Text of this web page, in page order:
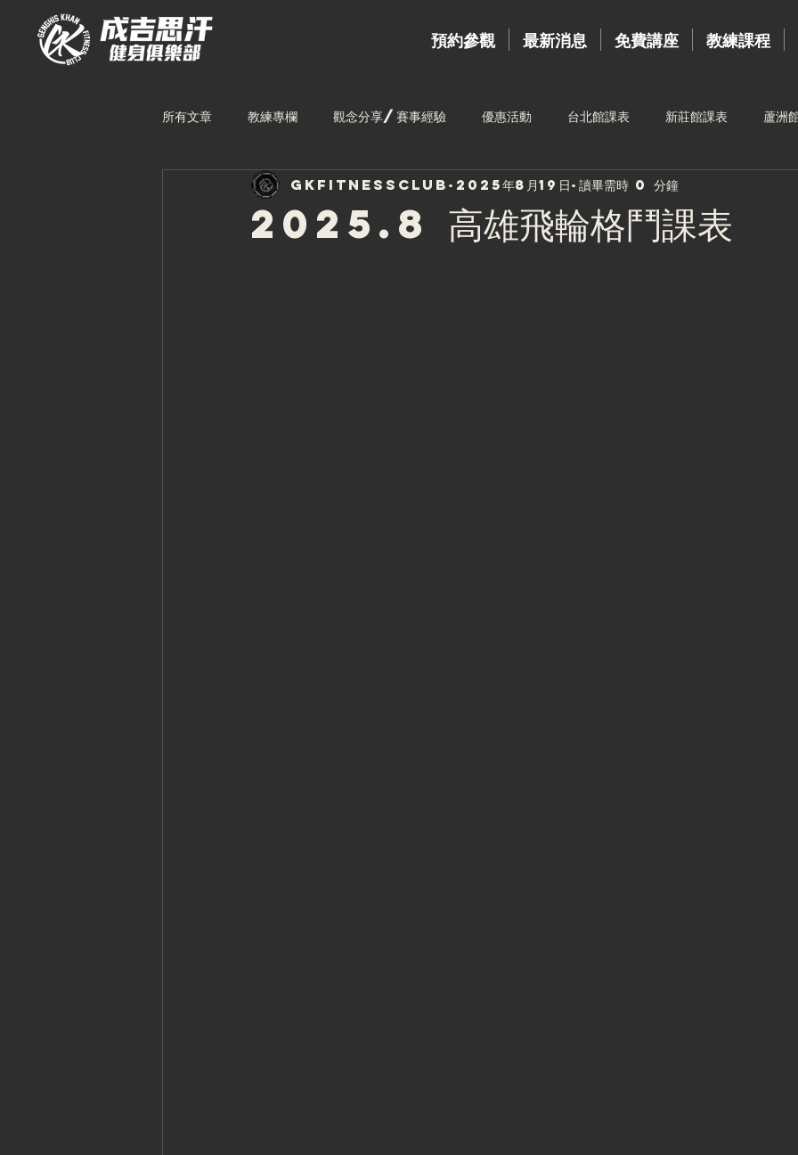
預約參觀 最新消息 免費講座 教練課程
所有文章 教練專欄 觀念分享/賽事經驗 優惠活動 台北館課表 新莊館課表 蘆洲
林口館課表 中壢館課表 台中館課表 高雄館課表 運動按摩 新莊館教練
2025.8 高雄飛輪格鬥課表
gkfitnessclub 2025年8月19日 讀畢需時 0 分鐘